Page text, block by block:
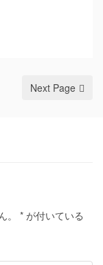
Next Page
* が付いている